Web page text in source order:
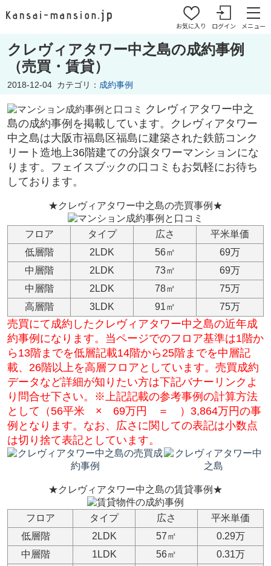
お気に入り ログイン メニュー
クレヴィアタワー中之島の成約事例
（売買・賃貸）
2018-12-04 カテゴリ： 成約事例
クレヴィアタワー中之
島の成約事例を掲載しています。
クレヴィアタワー
中之島は大阪市福島区福島に建築された鉄筋コンク
リート造地上36階建ての分譲タワーマンションにな
ります。フェイスブックの口コミもお気軽にお待ち
しております。
★クレヴィアタワー中之島の売買事例★
フロア タイプ 広さ
平米単価
低層階
2LDK 56㎡
69万
中層階
2LDK 73㎡
69万
中層階
2LDK 78㎡
75万
高層階
3LDK 91㎡ 75万
売買にて成約したクレヴィアタワー中之島の近年成
約事例になります。当ページでのフロア基準は1階か
ら13階までを低層記載14階から25階までを中層記
載、26階以上を高層フロアとしています。売買成約
データなど詳細が知りたい方は下記バナーリンクよ
り問合せ下さい。※上記記載の参考事例の計算方法
として（56平米 × 69万円 ＝ ）3,864万円の事
例となります。なお、広さに関しての表記は小数点
は切り捨て表記としています。
★クレヴィアタワー中之島の賃貸事例★
フロア タイプ 広さ
平米単価
低層階
2LDK 57㎡
0.29万
中層階
1LDK 56㎡
0.31万